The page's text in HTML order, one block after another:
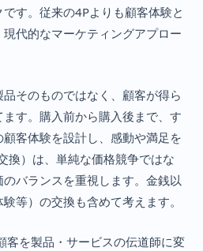
す。従来の4Pよりも顧客体験と
代的なマーケティングアプロー
そのものではなく、顧客が得ら
す。購入前から購入後まで、す
客体験を設計し、感動や満足を
換）は、単純な価格競争ではな
バランスを重視します。金銭以
等）の交換も含めて考えます。
客を製品・サービスの伝道師に変